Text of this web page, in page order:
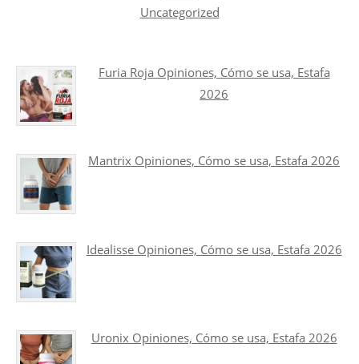
Uncategorized
Furia Roja Opiniones, Cómo se usa, Estafa
2026
Mantrix Opiniones, Cómo se usa, Estafa 2026
Idealisse Opiniones, Cómo se usa, Estafa 2026
Uronix Opiniones, Cómo se usa, Estafa 2026